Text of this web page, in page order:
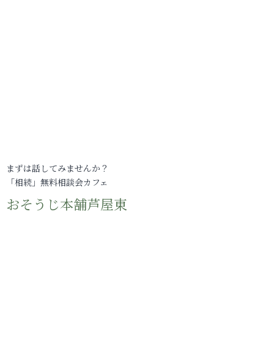
まずは話してみませんか？
「相続」無料相談会カフェ
おそうじ本舗芦屋東